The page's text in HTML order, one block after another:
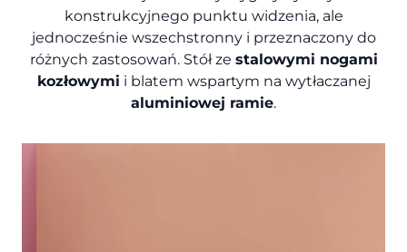
konstrukcyjnego punktu widzenia, ale
jednocześnie wszechstronny i przeznaczony do
różnych zastosowań. Stół ze stalowymi nogami
kozłowymi i blatem wspartym na wytłaczanej
aluminiowej ramie.